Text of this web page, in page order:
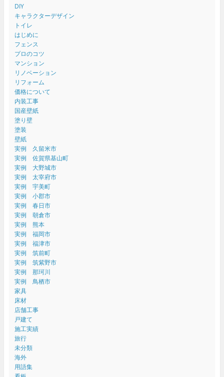
DIY
キャラクターデザイン
トイレ
はじめに
フェンス
プロのコツ
マンション
リノベーション
リフォーム
価格について
内装工事
国産壁紙
塗り壁
塗装
壁紙
実例 久留米市
実例 佐賀県基山町
実例 大野城市
実例 太宰府市
実例 宇美町
実例 小郡市
実例 春日市
実例 朝倉市
実例 熊本
実例 福岡市
実例 福津市
実例 筑前町
実例 筑紫野市
実例 那珂川
実例 鳥栖市
家具
床材
店舗工事
戸建て
施工実績
旅行
未分類
海外
用語集